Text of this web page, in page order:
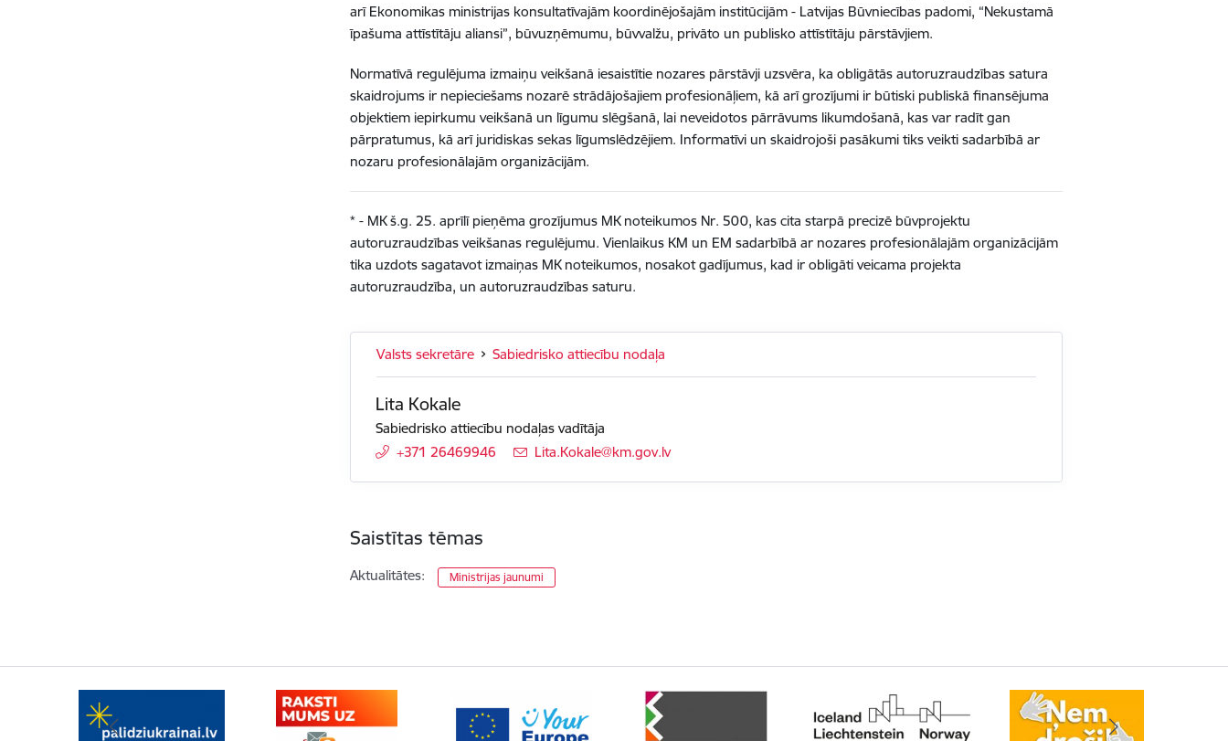
arī Ekonomikas ministrijas konsultatīvajām koordinējošajām institūcijām - Latvijas Būvniecības padomi, “Nekustamā
īpašuma attīstītāju aliansi”, būvuzņēmumu, būvvalžu, privāto un publisko attīstītāju pārstāvjiem.
Normatīvā regulējuma izmaiņu veikšanā iesaistītie nozares pārstāvji uzsvēra, ka obligātās autoruzraudzības satura
skaidrojums ir nepieciešams nozarē strādājošajiem profesionāļiem, kā arī grozījumi ir būtiski publiskā finansējuma
objektiem iepirkumu veikšanā un līgumu slēgšanā, lai neveidotos pārrāvums likumdošanā, kas var radīt gan
pārpratumus, kā arī juridiskas sekas līgumslēdzējiem. Informatīvi un skaidrojoši pasākumi tiks veikti sadarbībā ar
nozaru profesionālajām organizācijām.
* - MK š.g. 25. aprīlī pieņēma grozījumus MK noteikumos Nr. 500, kas cita starpā precizē būvprojektu
autoruzraudzības veikšanas regulējumu. Vienlaikus KM un EM sadarbībā ar nozares profesionālajām organizācijām
tika uzdots sagatavot izmaiņas MK noteikumos, nosakot gadījumus, kad ir obligāti veicama projekta
autoruzraudzība, un autoruzraudzības saturu.
Valsts sekretāre Sabiedrisko attiecību nodaļa
Lita Kokale
Sabiedrisko attiecību nodaļas vadītāja
+371 26469946
E-pasts:
Lita.Kokale@km.gov.lv
Saistītas tēmas
Aktualitātes: Ministrijas jaunumi